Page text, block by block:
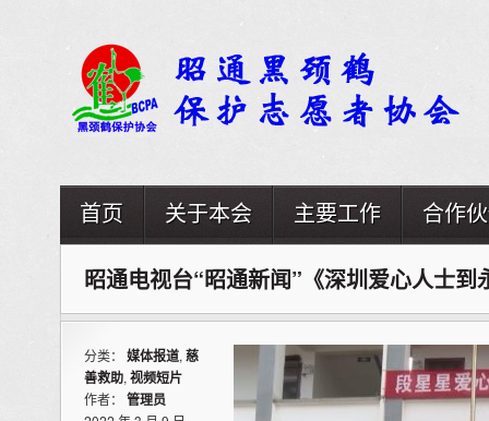
首页 关于本会 主要工作 合作
昭通电视台“昭通新闻”《深圳爱心人士
分类： 媒体报道, 慈
善救助, 视频短片
作者： 管理员